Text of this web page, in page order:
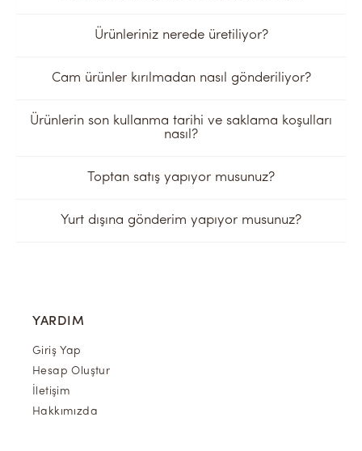
Ürünleriniz nerede üretiliyor?
Cam ürünler kırılmadan nasıl gönderiliyor?
Ürünlerin son kullanma tarihi ve saklama koşulları
nasıl?
Toptan satış yapıyor musunuz?
Yurt dışına gönderim yapıyor musunuz?
YARDIM
Giriş Yap
Hesap Oluştur
İletişim
Hakkımızda